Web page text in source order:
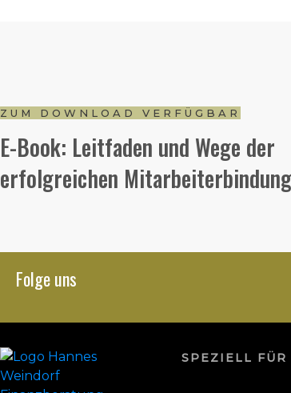
ZUM DOWNLOAD VERFÜGBAR
E-Book: Leitfaden und Wege der
erfolgreichen Mitarbeiterbindung
Folge uns
SPEZIELL FÜR